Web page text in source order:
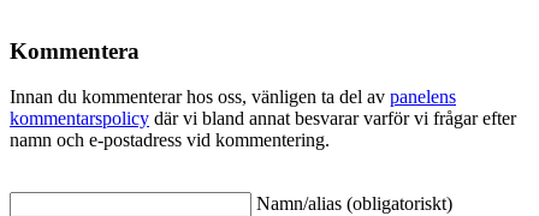
Kommentera
Innan du kommenterar hos oss, vänligen ta del av panelens
kommentarspolicy där vi bland annat besvarar varför vi frågar efter
namn och e-postadress vid kommentering.
Namn/alias (obligatoriskt)